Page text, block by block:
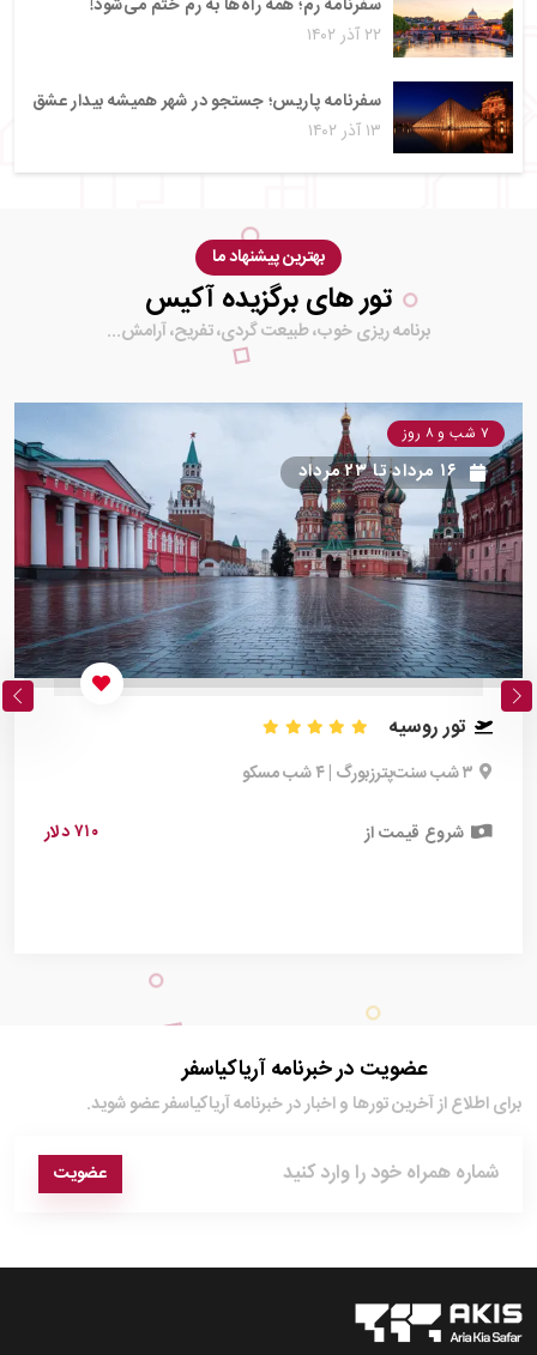
۲۲ آذر ۱۴۰۲
سفرنامه پاریس؛ جستجو در شهر همیشه بیدار عشق
۱۳ آذر ۱۴۰۲
بهترین پیشنهاد ما
تور های برگزیده آکیس
برنامه ریزی خوب، طبیعت گردی، تفریح، آرامش...
۷ شب و ۸ روز
۱۶ مرداد تا۲۳ مرداد
تور روسیه
۳ شب سنت‌پترزبورگ | ۴ شب مسکو
شروع قیمت از ۷۱۰ دلار
عضویت در خبرنامه آریاکیاسفر
برای اطلاع از آخرین تور‌ها و اخبار در خبرنامه آریاکیاسفر عضو شوید.
عضویت